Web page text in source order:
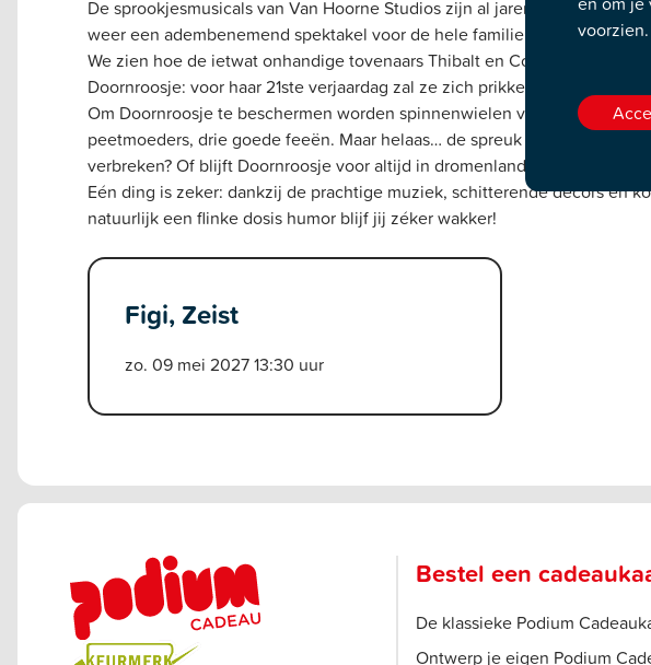
De sprookjesmusicals van Van Hoorne Studios zijn al jarenlang een
weer een adembenemend spektakel voor de hele familie te worden!
We zien hoe de ietwat onhandige tovenaars Thibalt en Corry een
Doornroosje: voor haar 21ste verjaardag zal ze zich prikken aan een
Om Doornroosje te beschermen worden spinnenwielen verboden en
peetmoeders, drie goede feeën. Maar helaas… de spreuk wordt
verbreken? Of blijft Doornroosje voor altijd in dromenland?
Eén ding is zeker: dankzij de prachtige muziek, schitterende decors en
natuurlijk een flinke dosis humor blijf jij zéker wakker!
Figi, Zeist
zo. 09 mei 2027 13:30 uur
Bestel een
De klassieke Podium
Ontwerp je eigen Podium
voorzien.